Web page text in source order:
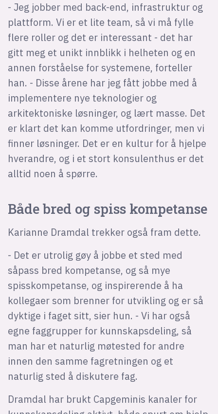
- Jeg jobber med back-end, infrastruktur og
plattform. Vi er et lite team, så vi må fylle
flere roller og det er interessant - det har
gitt meg et unikt innblikk i helheten og en
annen forståelse for systemene, forteller
han. - Disse årene har jeg fått jobbe med å
implementere nye teknologier og
arkitektoniske løsninger, og lært masse. Det
er klart det kan komme utfordringer, men vi
finner løsninger. Det er en kultur for å hjelpe
hverandre, og i et stort konsulenthus er det
alltid noen å spørre.
Både bred og spiss kompetanse
Karianne Dramdal trekker også fram dette.
- Det er utrolig gøy å jobbe et sted med
såpass bred kompetanse, og så mye
spisskompetanse, og inspirerende å ha
kollegaer som brenner for utvikling og er så
dyktige i faget sitt, sier hun. - Vi har også
egne faggrupper for kunnskapsdeling, så
man har et naturlig møtested for andre
innen den samme fagretningen og et
naturlig sted å diskutere fag.
Dramdal har brukt Capgeminis kanaler for